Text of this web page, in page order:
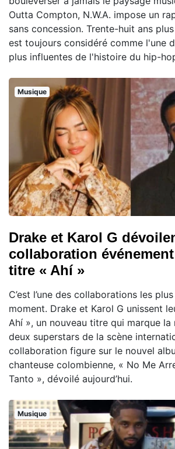
Outta Compton, N.W.A. impose un
sans concession. Trente-huit ans
est toujours considéré comme l'une
plus influentes de l'histoire du hip-
Musique
Drake et Karol G
collaboration
titre « Ahí »
C’est l’une des collaborations les
moment. Drake et Karol G unissent
Ahí », un nouveau titre qui marque
deux superstars de la scène
collaboration figure sur le nouvel
chanteuse colombienne, « No Me
Tanto », dévoilé aujourd’hui.
Musique